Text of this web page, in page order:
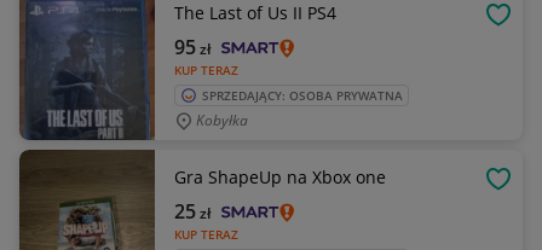
The Last of Us II PS4
KUP TERAZ
95zł
SPRZEDAJĄCY: OSOBA PRYWATNA
Kobyłka
Gra ShapeUp na Xbox one
KUP TERAZ
25zł